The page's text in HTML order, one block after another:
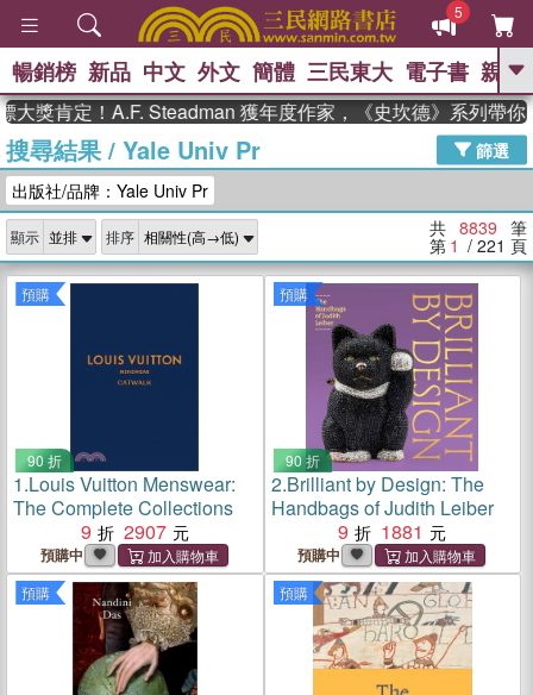
5
GO
熱搜： 高希均教授回憶錄
、 The Odyssey 、 父親節 、 如果歷
獎 臺灣漫遊錄 、 方念華 、 台灣的李
登輝時代
數學女孩：黎曼猜想 、
偉大的迷走神經
暢銷榜 新品 中文 外文 簡體 三民東大 電子書 親子
定！A.F. Steadman 獲年度作家，《史坎德》系列帶你踏上熱
搜尋結果/ Yale Univ Pr
篩選
出版社/品牌：Yale Univ Pr
顯示 排序 共 8839 筆
第 1 / 221 頁
預購
90 折
1.Louis Vuitton Menswear:
The Complete Collections
9
2907
預購中
預購
90 折
2.Brilliant by Design: The
Handbags of Judith Leiber
9
1881
預購中
預購 預購